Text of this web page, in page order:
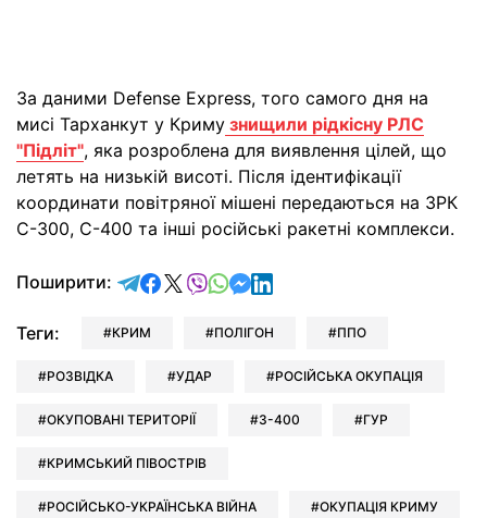
За даними Defense Express, того самого дня на
мисі Тарханкут у Криму знищили рідкісну РЛС
"Підліт", яка розроблена для виявлення цілей, що
летять на низькій висоті. Після ідентифікації
координати повітряної мішені передаються на ЗРК
С-300, С-400 та інші російські ракетні комплекси.
Поширити: відправити у Telegram
поділитись у Facebook
поділитись у X
відправити у Viber
відправити у Whatsapp
відправити у Messenger
відправити у LinkedIn
Теги: КРИМ ПОЛІГОН ППО
РОЗВІДКА УДАР РОСІЙСЬКА ОКУПАЦІЯ
ОКУПОВАНІ ТЕРИТОРІЇ З-400 ГУР
КРИМСЬКИЙ ПІВОСТРІВ
РОСІЙСЬКО-УКРАЇНСЬКА ВІЙНА ОКУПАЦІЯ КРИМУ